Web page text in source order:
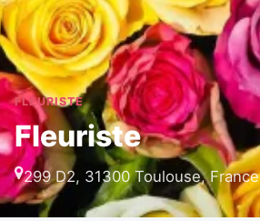
FLEURISTE
Fleuriste
299 D2, 31300 Toulouse, France